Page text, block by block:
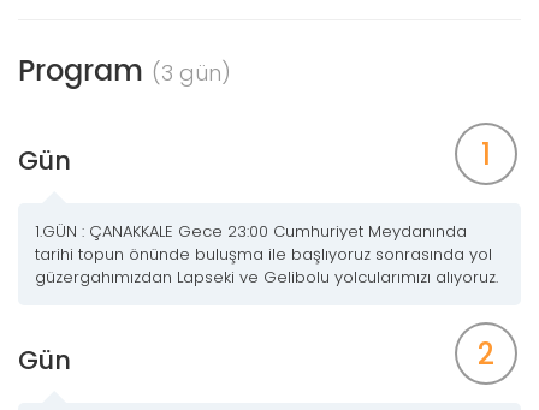
Program (3 gün)
Gün 1
1.GÜN : ÇANAKKALE Gece 23:00 Cumhuriyet Meydanında
tarihi topun önünde buluşma ile başlıyoruz sonrasında yol
güzergahımızdan Lapseki ve Gelibolu yolcularımızı alıyoruz.
Gün 2